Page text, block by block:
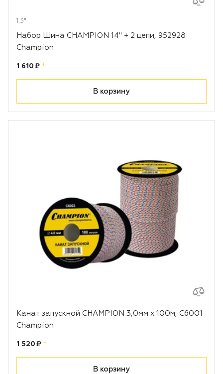
1.3"
Набор Шина CHAMPION 14" + 2 цепи, 952928
Champion
Цена:
1 610 ₽ рублей
*
В корзину
Канат запускной CHAMPION 3,0мм x 100м, C6001
Champion
Цена:
1 520 ₽ рублей
*
В корзину